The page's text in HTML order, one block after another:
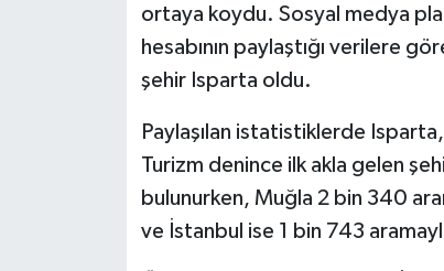
ortaya koydu. Sosyal medya
hesabının paylaştığı verilere
şehir Isparta oldu.
Paylaşılan istatistiklerde
Turizm denince ilk akla gelen
bulunurken, Muğla 2 bin 340
ve İstanbul ise 1 bin 743
Teknoloji